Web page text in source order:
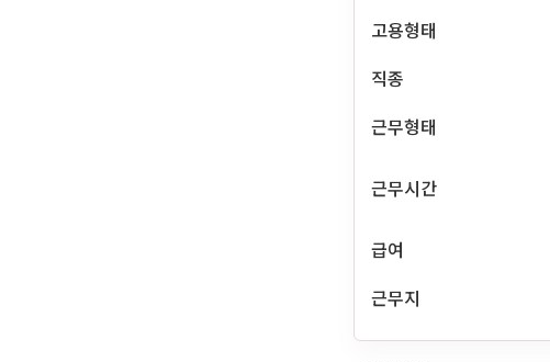
고용형태
직종
근무형태
근무시간
급여
근무지